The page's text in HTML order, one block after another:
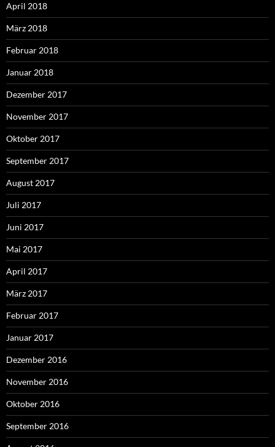
April 2018
März 2018
Februar 2018
Januar 2018
Dezember 2017
November 2017
Oktober 2017
September 2017
August 2017
Juli 2017
Juni 2017
Mai 2017
April 2017
März 2017
Februar 2017
Januar 2017
Dezember 2016
November 2016
Oktober 2016
September 2016